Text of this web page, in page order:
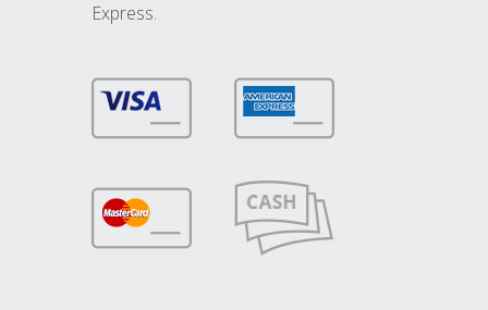
Express.